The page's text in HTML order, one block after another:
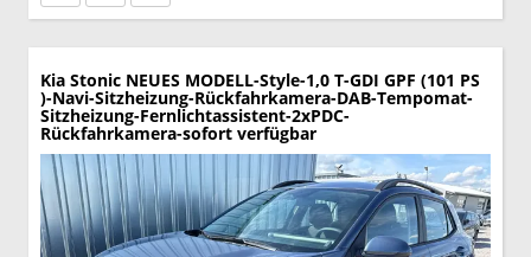
Kia Stonic NEUES MODELL-Style-1,0 T-GDI GPF (101 PS
)-Navi-Sitzheizung-Rückfahrkamera-DAB-Tempomat-
Sitzheizung-Fernlichtassistent-2xPDC-
Rückfahrkamera-sofort verfügbar